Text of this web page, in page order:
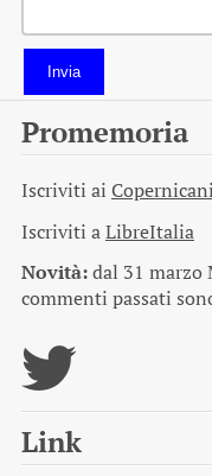
Invia
Promemoria
Iscriviti ai Copernicani
Iscriviti aLibreItalia
Novità:dal 31 marzo
commenti passati
Link